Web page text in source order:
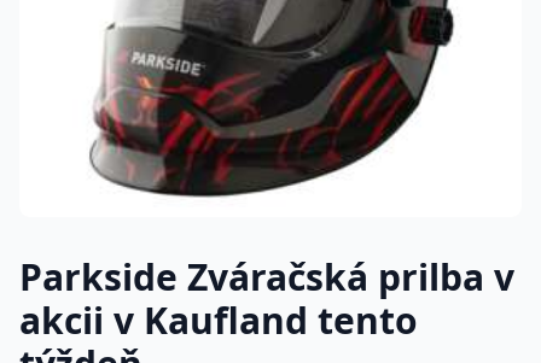
Parkside Zváračská prilba v
akcii v Kaufland tento